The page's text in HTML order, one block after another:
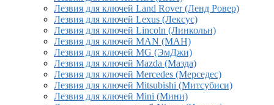
Лезвия для ключей Land Rover (Ленд Ровер)
Лезвия для ключей Lexus (Лексус)
Лезвия для ключей Lincoln (Линкольн)
Лезвия для ключей MAN (МАН)
Лезвия для ключей MG (ЭмДжи)
Лезвия для ключей Mazda (Мазда)
Лезвия для ключей Mercedes (Мерседес)
Лезвия для ключей Mitsubishi (Митсубиси)
Лезвия для ключей Mini (Мини)